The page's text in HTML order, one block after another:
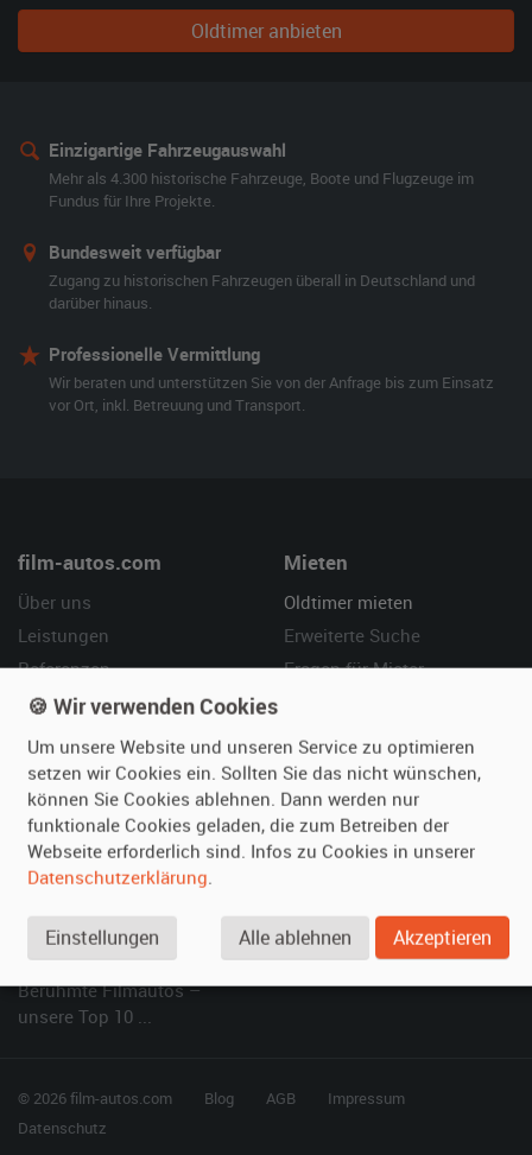
Oldtimer anbieten
Einzigartige Fahrzeugauswahl
Mehr als 4.300 historische Fahrzeuge, Boote und Flugzeuge im
Fundus für Ihre Projekte.
Bundesweit verfügbar
Zugang zu historischen Fahrzeugen überall in Deutschland und
darüber hinaus.
Professionelle Vermittlung
Wir beraten und unterstützen Sie von der Anfrage bis zum Einsatz
vor Ort, inkl. Betreuung und Transport.
film-autos.com
Über uns
Leistungen
Referenzen
Kundenmeinungen
Mieten
Oldtimer mieten
Erweiterte Suche
Fragen für Mieter
Vermieten
Oldtimer anmelden
Fotos senden
Fragen für Vermieter
Hilfe
Häufige Fragen (FAQ)
So funktioniert's
SPECIAL
Berühmte Filmautos –
unsere Top 10 ...
© 2026 film-autos.com Blog AGB
Impressum
Datenschutz
🍪 Wir verwenden Cookies
Um unsere Website und unseren Service zu optimieren
setzen wir Cookies ein. Sollten Sie das nicht wünschen,
können Sie Cookies ablehnen. Dann werden nur
funktionale Cookies geladen, die zum Betreiben der
Webseite erforderlich sind. Infos zu Cookies in unserer
Datenschutzerklärung.
Einstellungen Alle ablehnen Akzeptieren